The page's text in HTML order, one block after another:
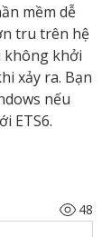
mềm dễ
tru trên hệ
không khởi
xảy ra. Bạn
nếu
ETS6.
48